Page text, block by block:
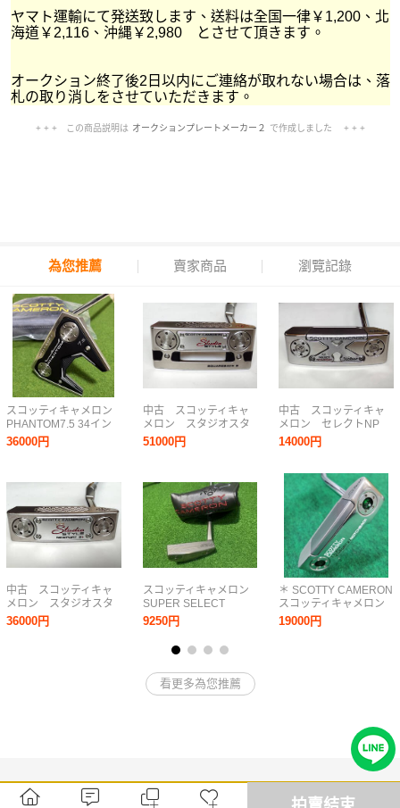
ヤマト運輸にて発送致します、送料は全国一律￥1,200、北
海道￥2,116、沖縄￥2,980 とさせて頂きます。
オークション終了後2日以内にご連絡が取れない場合は、落
札の取り消しをさせていただきます。
+ + + この商品説明は オークションプレートメーカー２
で作成しました + + +
為您推薦 賣家商品 瀏覽記錄
スコッティキャメロン
PHANTOM7.5 34イン
チ 新品ヘッドカバー
36000円
中古 スコッティキャ
メロン スタジオスタ
イル NP2プラス 34
36000円
中古 スコッティキャ
メロン スタジオスタ
イル スクエアバック
51000円
スコッティキャメロン
SUPER SELECT
DELMAR 34インチ
9250円
中古 スコッティキャ
メロン セレクトNP
M2 スタビリティシャ
14000円
＊ SCOTTY CAMERON
スコッティキャメロン
セレクトニューポート2
NOTCHBACK 33イン
19000円
看更多為您推薦